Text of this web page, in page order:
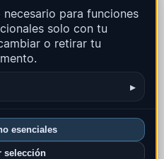
para funciones
solo con tu
o retirar tu
▸
esenciales
selección
y eventos recientes
en este país
Gráficos Regiones principales